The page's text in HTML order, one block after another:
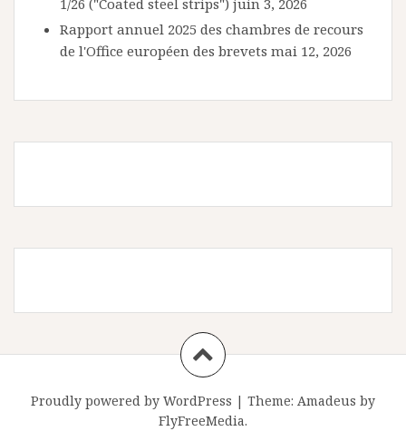
1/26 ("Coated steel strips") juin 3, 2026
Rapport annuel 2025 des chambres de recours
de l'Office européen des brevets mai 12, 2026
Proudly powered by WordPress | Theme: Amadeus by
FlyFreeMedia.